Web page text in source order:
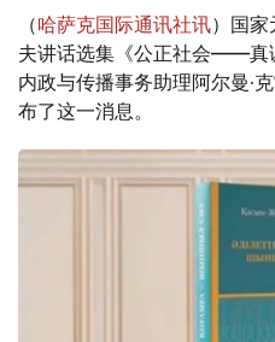
（哈萨克国际通讯社讯）国
夫讲话选集《公正社会——真
内政与传播事务助理阿尔曼·
布了这一消息。